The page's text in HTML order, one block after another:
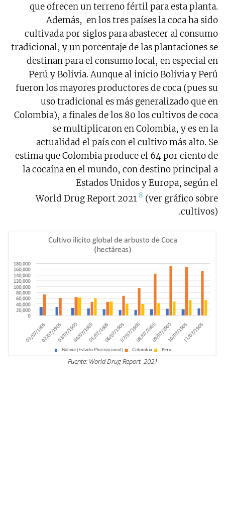
que ofrecen un terreno fértil para esta planta.
Además, en los tres países la coca ha sido
cultivada por siglos para abastecer al consumo
tradicional, y un porcentaje de las plantaciones se
destinan para el consumo local, en especial en
Perú y Bolivia. Aunque al inicio Bolivia y Perú
fueron los mayores productores de coca (pues su
uso tradicional es más generalizado que en
Colombia), a finales de los 80 los cultivos de coca
se multiplicaron en Colombia, y es en la
actualidad el país con el cultivo más alto. Se
estima que Colombia produce el 64 por ciento de
la cocaína en el mundo, con destino principal a
Estados Unidos y Europa, según el
World Drug Report 2021 8 (ver gráfico sobre
cultivos).
Fuente: World Drug Report, 2021